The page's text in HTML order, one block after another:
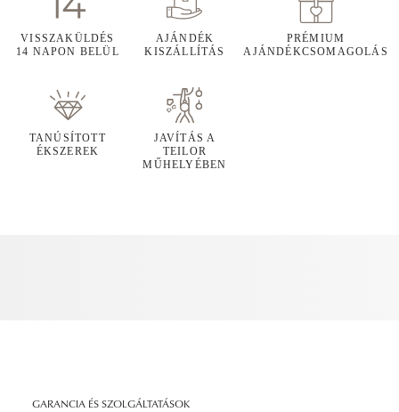
VISSZAKÜLDÉS
14 NAPON BELÜL
AJÁNDÉK
KISZÁLLÍTÁS
PRÉMIUM
AJÁNDÉKCSOMAGOLÁS
TANÚSÍTOTT
ÉKSZEREK
JAVÍTÁS A
TEILOR
MŰHELYÉBEN
GARANCIA ÉS SZOLGÁLTATÁSOK